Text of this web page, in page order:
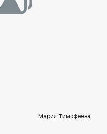
Мария Тимофеева